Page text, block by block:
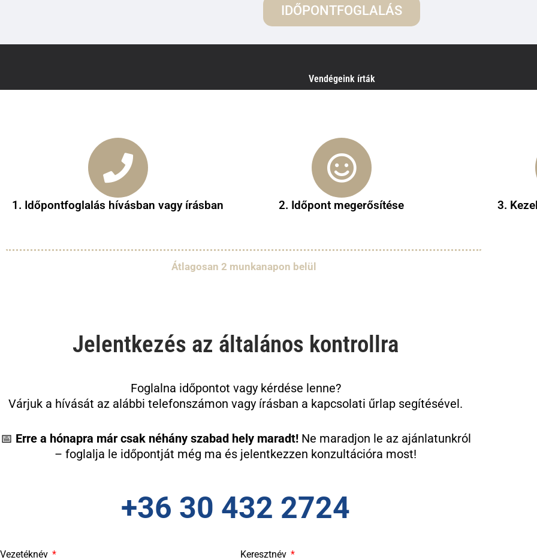
IDŐPONTFOGLALÁS
Vendégeink írták
1. Időpontfoglalás hívásban vagy írásban 2. Időpont megerősítése 3.
Átlagosan 2 munkanapon belül
Jelentkezés az általános kontrollra
Foglalna időpontot vagy kérdése lenne?
Várjuk a hívását az alábbi telefonszámon vagy írásban a kapcsolati űrlap segítésével.
📅 Erre a hónapra már csak néhány szabad hely maradt!Ne maradjon le az ajánlatunkról
– foglalja le időpontját még ma és jelentkezzen konzultációra most!
+36 30 432 2724
Vezetéknév Keresztnév